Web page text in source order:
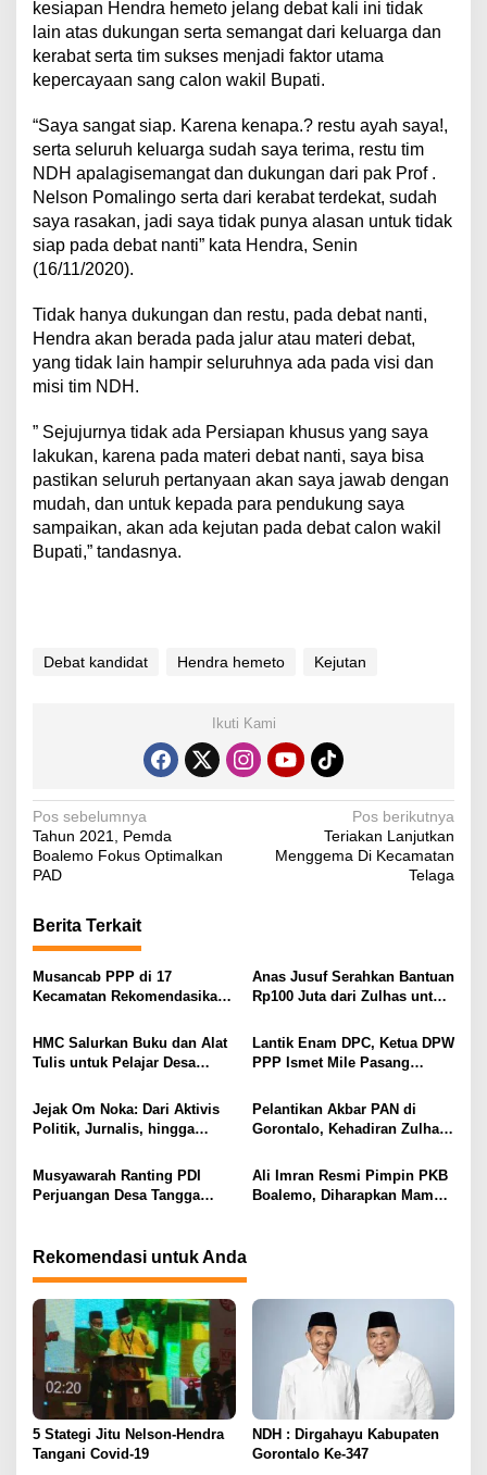
kesiapan Hendra hemeto jelang debat kali ini tidak
lain atas dukungan serta semangat dari keluarga dan
kerabat serta tim sukses menjadi faktor utama
kepercayaan sang calon wakil Bupati.
“Saya sangat siap. Karena kenapa.? restu ayah saya!,
serta seluruh keluarga sudah saya terima, restu tim
NDH apalagisemangat dan dukungan dari pak Prof .
Nelson Pomalingo serta dari kerabat terdekat, sudah
saya rasakan, jadi saya tidak punya alasan untuk tidak
siap pada debat nanti” kata Hendra, Senin
(16/11/2020).
Tidak hanya dukungan dan restu, pada debat nanti,
Hendra akan berada pada jalur atau materi debat,
yang tidak lain hampir seluruhnya ada pada visi dan
misi tim NDH.
” Sejujurnya tidak ada Persiapan khusus yang saya
lakukan, karena pada materi debat nanti, saya bisa
pastikan seluruh pertanyaan akan saya jawab dengan
mudah, dan untuk kepada para pendukung saya
sampaikan, akan ada kejutan pada debat calon wakil
Bupati,” tandasnya.
Debat kandidat Hendra hemeto Kejutan
Ikuti Kami
N
a
v
i
g
a
s
i
p
o
s
Pos sebelumnya
Tahun 2021, Pemda
Boalemo Fokus Optimalkan
PAD
Pos berikutnya
Teriakan Lanjutkan
Menggema Di Kecamatan
Telaga
Berita Terkait
Musancab PPP di 17
Kecamatan Rekomendasikan
Bolango 2031–2035
Anas Jusuf Serahkan Bantuan
Rp100 Juta dari Zulhas untuk
Tanwir UMGO
HMC Salurkan Buku dan Alat
Tulis untuk Pelajar Desa
Pendidikan Investasi Masa
Depan
Lantik Enam DPC, Ketua DPW
PPP Ismet Mile Pasang
Jejak Om Noka: Dari Aktivis
Politik, Jurnalis, hingga
Pelantikan Akbar PAN di
Gorontalo, Kehadiran Zulhas
Perhatian Publik
Musyawarah Ranting PDI
Perjuangan Desa Tangga
Periode 2025–2030
Ali Imran Resmi Pimpin PKB
Boalemo, Diharapkan Mampu
Rekomendasi untuk Anda
5 Stategi Jitu Nelson-Hendra
Tangani Covid-19
NDH : Dirgahayu Kabupaten
Gorontalo Ke-347